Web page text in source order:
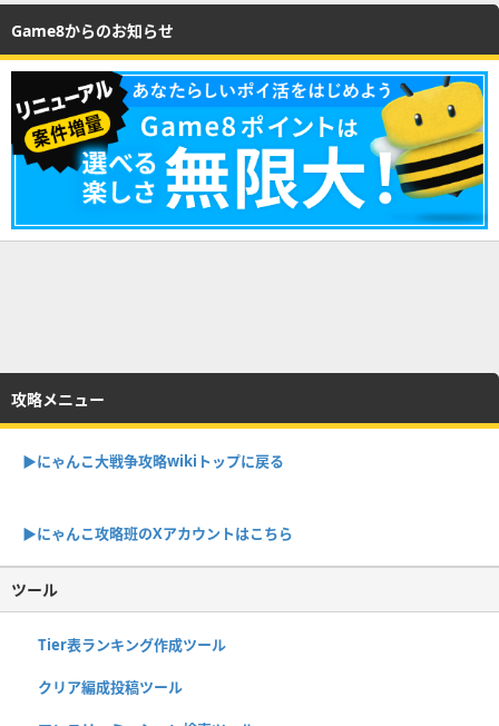
Game8からのお知らせ
攻略メニュー
▶︎にゃんこ大戦争攻略wikiトップに戻る
▶︎にゃんこ攻略班のXアカウントはこちら
ツール
Tier表ランキング作成ツール
クリア編成投稿ツール